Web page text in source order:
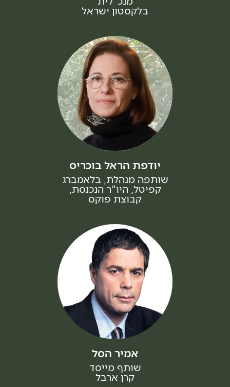
בלקסטון ישראל
יודפת הראל בוכריס
שותפה מנהלת, בלאמברג
קפיטל, היו"ר הנכנסת,
קבוצת פוקס
אמיר הסל
שותף מייסד
קרן ארבל